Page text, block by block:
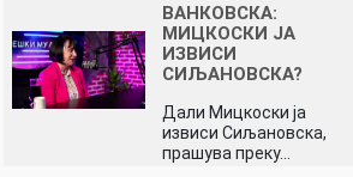
ВАНКОВСКА:
МИЦКОСКИ ЈА
ИЗВИСИ
СИЉАНОВСКА?
Дали Мицкоски ја
извиси Сиљановска,
прашува преку…